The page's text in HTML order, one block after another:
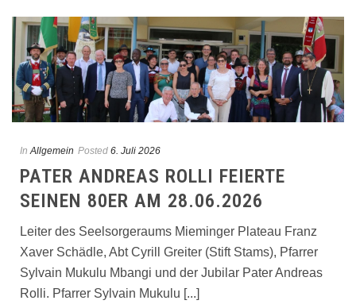
In Allgemein Posted 6. Juli 2026
PATER ANDREAS ROLLI FEIERTE
SEINEN 80ER AM 28.06.2026
Leiter des Seelsorgeraums Mieminger Plateau Franz
Xaver Schädle, Abt Cyrill Greiter (Stift Stams), Pfarrer
Sylvain Mukulu Mbangi und der Jubilar Pater Andreas
Rolli. Pfarrer Sylvain Mukulu [...]